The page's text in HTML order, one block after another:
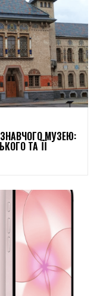
МУЗЕЮ:
ТА ЇЇ